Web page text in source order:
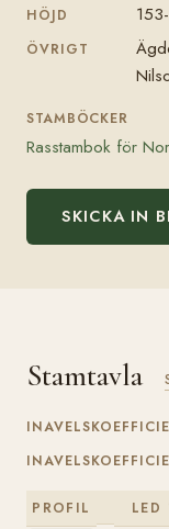
HÖJD
ÖVRIGT
STAMBÖCKER
Rasstambok för
SKICKA IN
Stamtavla
PROFIL LED